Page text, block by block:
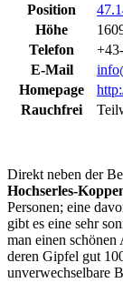
Position
Höhe
Telefon
E-Mail
Homepage
Rauchfrei
Direkt neben der
Hochserles-
Personen; eine
gibt es eine sehr
man einen
deren Gipfel gut
unverwechselbare